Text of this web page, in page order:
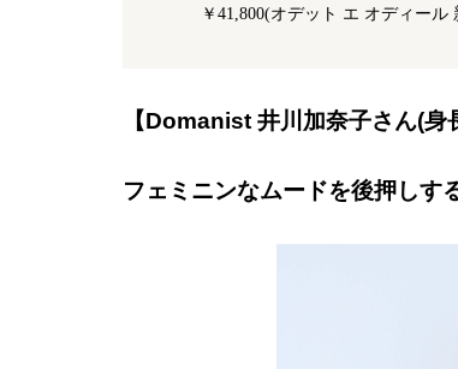
￥41,800(オデット エ オディー
【Domanist 井川加奈子さん(身
フェミニンなムードを後押しす